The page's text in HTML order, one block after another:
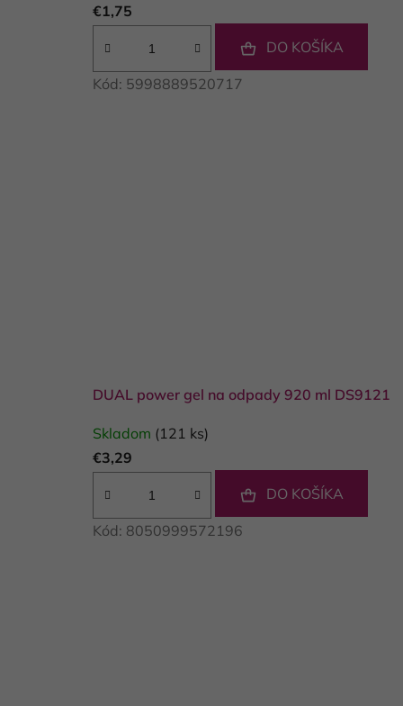
€1,75
DO KOŠÍKA
Kód: 5998889520717
DUAL power gel na odpady 920 ml DS9121
Skladom (121 ks)
€3,29
DO KOŠÍKA
Kód: 8050999572196